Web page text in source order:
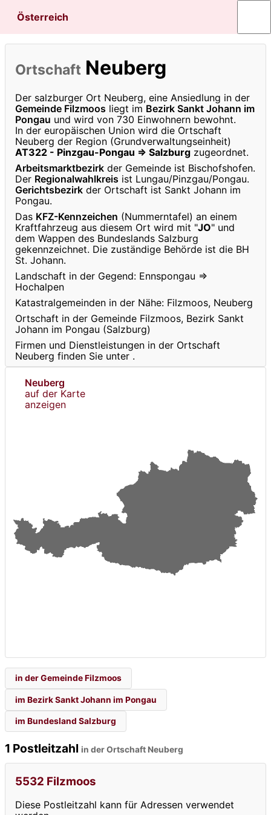
Österreich
Ortschaft Neuberg
Der salzburger Ort Neuberg, eine Ansiedlung in der
Gemeinde Filzmoos liegt im Bezirk Sankt Johann im
Pongau und wird von 730 Einwohnern bewohnt.
In der europäischen Union wird die Ortschaft
Neuberg der Region (Grundverwaltungseinheit)
AT322 - Pinzgau-Pongau ⇒ Salzburg zugeordnet.
Arbeitsmarktbezirk der Gemeinde ist Bischofshofen.
Der Regionalwahlkreis ist Lungau/Pinzgau/Pongau.
Gerichtsbezirk der Ortschaft ist Sankt Johann im
Pongau.
Das KFZ-Kennzeichen (Nummerntafel) an einem
Kraftfahrzeug aus diesem Ort wird mit "JO" und
dem Wappen des Bundeslands Salzburg
gekennzeichnet. Die zuständige Behörde ist die BH
St. Johann.
Landschaft in der Gegend: Ennspongau ⇒
Hochalpen
Katastralgemeinden in der Nähe: Filzmoos, Neuberg
Ortschaft in der Gemeinde Filzmoos, Bezirk Sankt
Johann im Pongau (Salzburg)
Firmen und Dienstleistungen in der Ortschaft
Neuberg finden Sie unter .
Neuberg
auf der Karte
anzeigen
in der Gemeinde Filzmoos
im Bezirk Sankt Johann im Pongau
im Bundesland Salzburg
1 Postleitzahl in der Ortschaft Neuberg
5532 Filzmoos
Diese Postleitzahl kann für Adressen verwendet